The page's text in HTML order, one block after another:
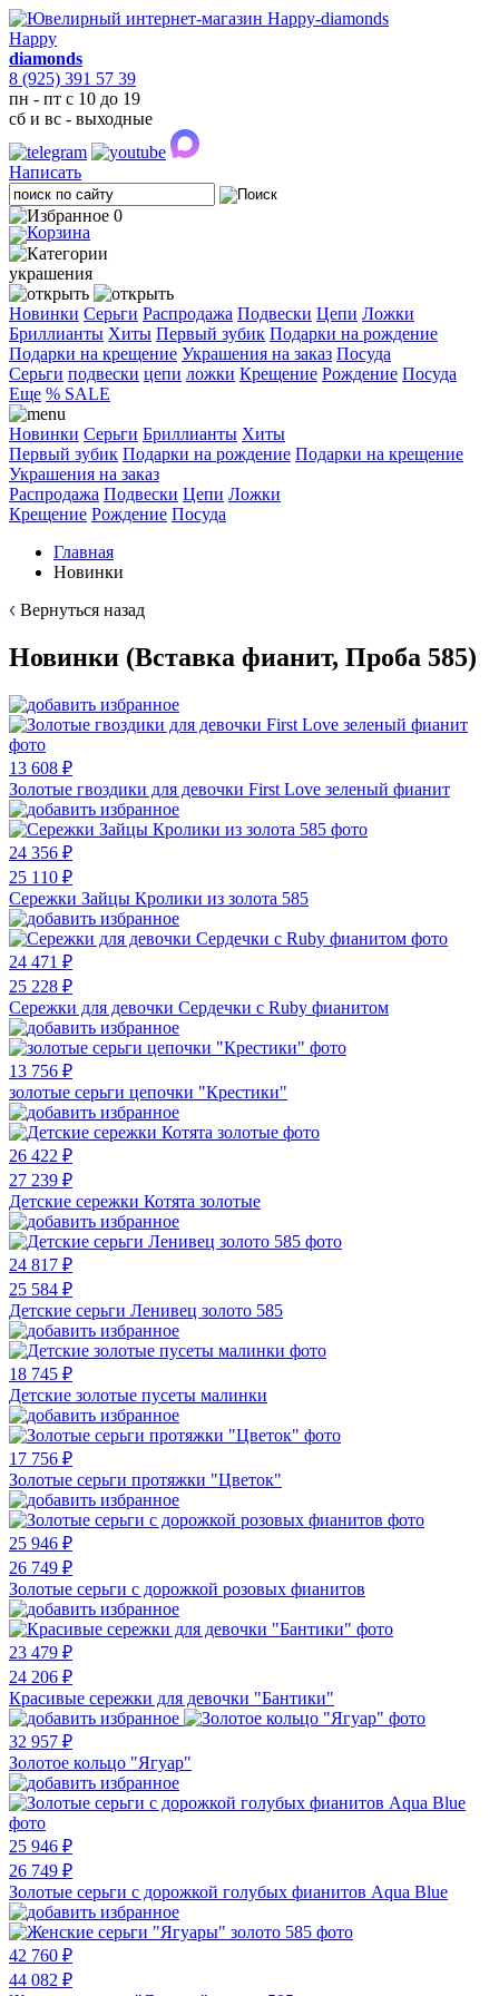
Happy
diamonds
8 (925) 391 57 39
пн - пт с 10 до 19
сб и вс - выходные
Написать
0
украшения
Новинки Серьги Распродажа Подвески Цепи Ложки
Бриллианты Хиты Первый зубик Подарки на рождение
Подарки на крещение Украшения на заказ Посуда
Cерьги подвески цепи ложки Крещение Рождение Посуда
Еще % SALE
Новинки Серьги Бриллианты Хиты
Первый зубик Подарки на рождение Подарки на крещение
Украшения на заказ
Распродажа Подвески Цепи Ложки
Крещение Рождение Посуда
Главная
Новинки
Вернуться назад
Новинки (Вставка фианит, Проба 585)
13 608 ₽
Золотые гвоздики для девочки First Love зеленый фианит
24 356 ₽
25 110 ₽
Сережки Зайцы Кролики из золота 585
24 471 ₽
25 228 ₽
Cережки для девочки Cердечки с Ruby фианитом
13 756 ₽
золотые серьги цепочки "Крестики"
26 422 ₽
27 239 ₽
Детские сережки Котята золотые
24 817 ₽
25 584 ₽
Детские серьги Ленивец золото 585
18 745 ₽
Детские золотые пусеты малинки
17 756 ₽
Золотые серьги протяжки "Цветок"
25 946 ₽
26 749 ₽
Золотые серьги с дорожкой розовых фианитов
23 479 ₽
24 206 ₽
Красивые сережки для девочки "Бантики"
32 957 ₽
Золотое кольцо "Ягуар"
25 946 ₽
26 749 ₽
Золотые серьги с дорожкой голубых фианитов Aqua Blue
42 760 ₽
44 082 ₽